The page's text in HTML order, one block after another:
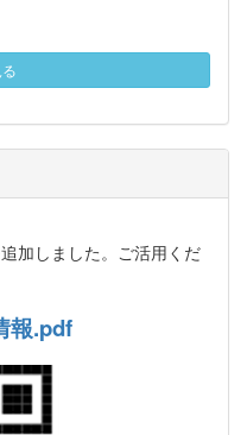
加しました。ご活用くだ
報.pdf